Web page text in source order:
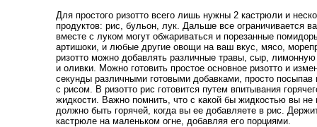
Для простого ризотто всего лишь нужны 2 кастрюли и
продуктов: рис, бульон, лук. Дальше все ограничивается
вместе с луком могут обжариваться и порезанные
артишоки, и любые другие овощи на ваш вкус, мясо,
ризотто можно добавлять различные травы, сыр,
и оливки. Можно готовить простое основное ризотто и
секунды различными готовыми добавками, просто
с рисом. В ризотто рис готовится путем впитывания
жидкости. Важно помнить, что с какой бы жидкостью вы не
должно быть горячей, когда вы ее добавляете в рис.
кастрюле на маленьком огне, добавляя его порциями.